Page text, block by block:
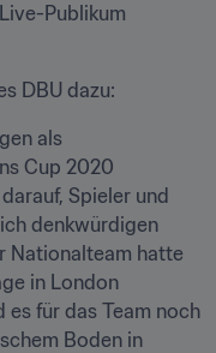
Publikum
DBU dazu:
als
Cup 2020
Spieler und
denkwürdigen
Nationalteam hatte
in London
es für das Team noch
Boden in